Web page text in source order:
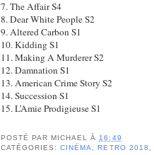
7. The Affair S4
8. Dear White People S2
9. Altered Carbon S1
10. Kidding S1
11. Making A Murderer S2
12. Damnation S1
13. American Crime Story S2
14. Succession S1
15. L’Amie Prodigieuse S1
POSTÉ PAR MICHAEL À 16:49
CATÉGORIES:CINÉMA ,RETRO 2018